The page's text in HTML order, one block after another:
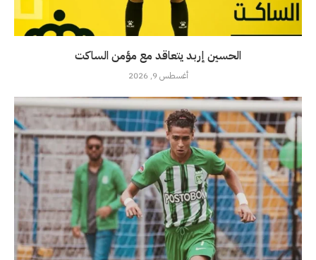
الحسين إربد يتعاقد مع مؤمن الساكت
أغسطس 9, 2026